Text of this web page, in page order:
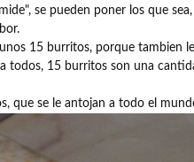
se pueden poner los que
15 burritos, porque tambien
todos, 15 burritos son una
que se le antojan a todo el